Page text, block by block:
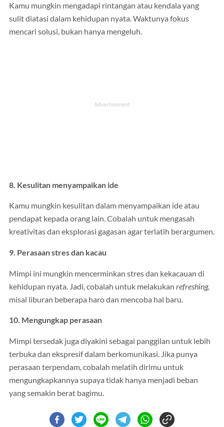
Kamu mungkin mengadapi rintangan atau kendala yang
sulit diatasi dalam kehidupan nyata. Waktunya fokus
mencari solusi, bukan hanya mengeluh.
8. Kesulitan menyampaikan ide
Kamu mungkin kesulitan dalam menyampaikan ide atau
pendapat kepada orang lain. Cobalah untuk mengasah
kreativitas dan eksplorasi gagasan agar terlatih berargumen.
9. Perasaan stres dan kacau
Mimpi ini mungkin mencerminkan stres dan kekacauan di
kehidupan nyata. Jadi, cobalah untuk melakukan refreshing,
misal liburan beberapa haro dan mencoba hal baru.
10. Mengungkap perasaan
Mimpi tersedak juga diyakini sebagai panggilan untuk lebih
terbuka dan ekspresif dalam berkomunikasi. Jika punya
perasaan terpendam, cobalah melatih dirimu untuk
mengungkapkannya supaya tidak hanya menjadi beban
yang semakin berat bagimu.